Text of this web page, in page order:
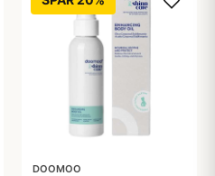
DOOMOO